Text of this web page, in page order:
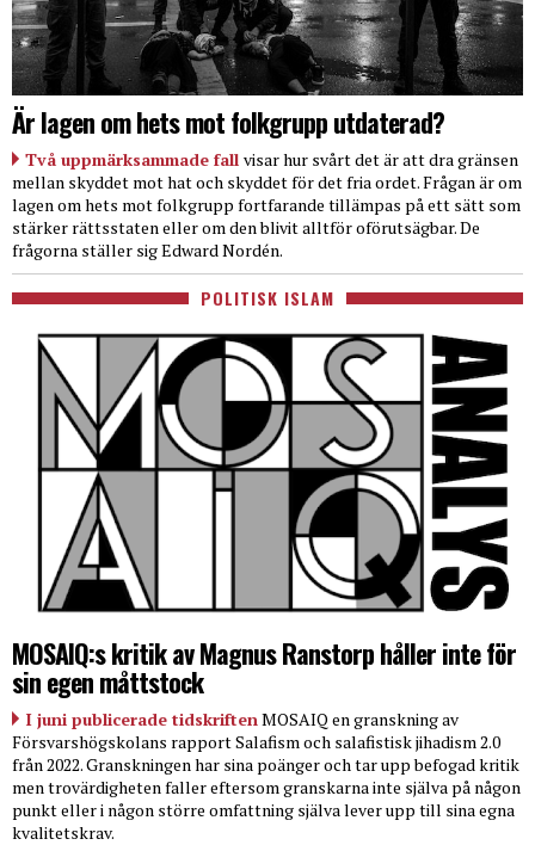
Är lagen om hets mot folkgrupp utdaterad?
Två uppmärksammade fall visar hur svårt det är att dra gränsen
mellan skyddet mot hat och skyddet för det fria ordet. Frågan är om
lagen om hets mot folkgrupp fortfarande tillämpas på ett sätt som
stärker rättsstaten eller om den blivit alltför oförutsägbar. De
frågorna ställer sig Edward Nordén.
POLITISK ISLAM
MOSAIQ:s kritik av Magnus Ranstorp håller inte för
sin egen måttstock
I juni publicerade tidskriften MOSAIQ en granskning av
Försvarshögskolans rapport Salafism och salafistisk jihadism 2.0
från 2022. Granskningen har sina poänger och tar upp befogad kritik
men trovärdigheten faller eftersom granskarna inte själva på någon
punkt eller i någon större omfattning själva lever upp till sina egna
kvalitetskrav.